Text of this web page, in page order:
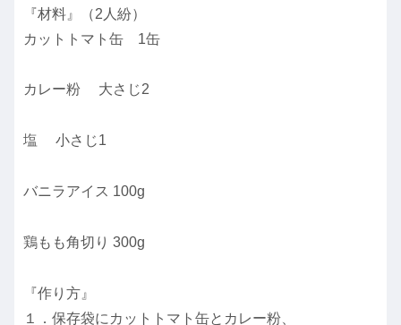
『材料』（2人紛）
カットトマト缶 1缶
カレー粉 大さじ2
塩 小さじ1
バニラアイス 100g
鶏もも角切り 300g
『作り方』
１．保存袋にカットトマト缶とカレー粉、